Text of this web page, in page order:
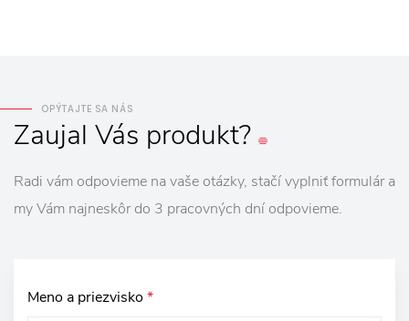
OPÝTAJTE SA NÁS
Zaujal Vás produkt?
Radi vám odpovieme na vaše otázky, stačí vyplniť formulár a
my Vám najneskôr do 3 pracovných dní odpovieme.
Meno a priezvisko *